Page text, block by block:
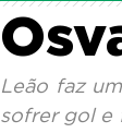
Leão faz
sofrer gol e